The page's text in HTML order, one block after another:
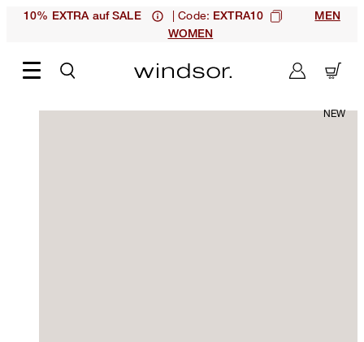
10% EXTRA auf SALE | Code: EXTRA10
MEN
WOMEN